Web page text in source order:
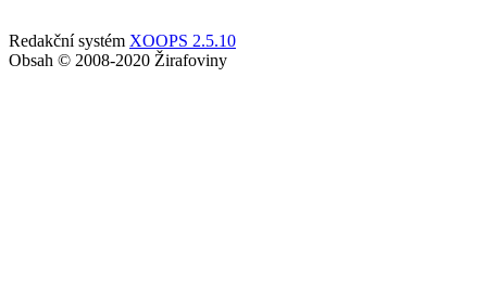
Redakční systém XOOPS 2.5.10
Obsah © 2008-2020 Žirafoviny